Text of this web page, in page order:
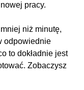
pracy.
niż minutę,
odpowiednie
to dokładnie jest
Zobaczysz